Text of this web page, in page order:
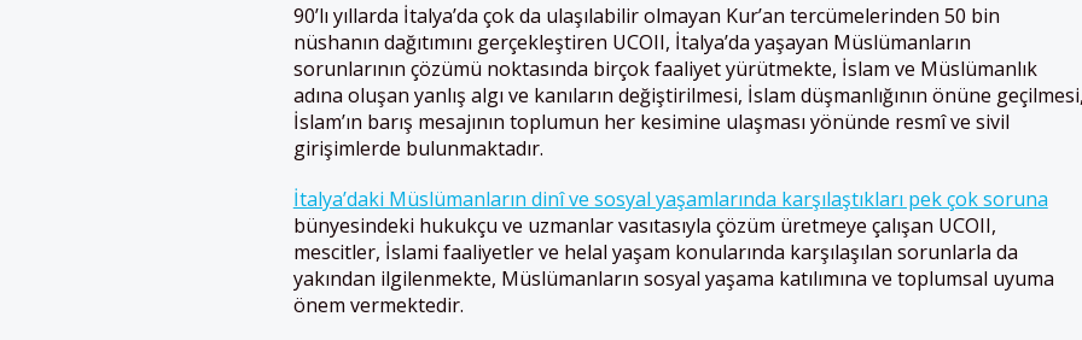
90’lı yıllarda İtalya’da çok da ulaşılabilir olmayan Kur’an tercümelerinden 50 bin
nüshanın dağıtımını gerçekleştiren UCOII, İtalya’da yaşayan Müslümanların
sorunlarının çözümü noktasında birçok faaliyet yürütmekte, İslam ve Müslümanlık
adına oluşan yanlış algı ve kanıların değiştirilmesi, İslam düşmanlığının önüne
İslam’ın barış mesajının toplumun her kesimine ulaşması yönünde resmî ve sivil
girişimlerde bulunmaktadır.
İtalya’daki Müslümanların dinî ve sosyal yaşamlarında karşılaştıkları pek çok soruna
bünyesindeki hukukçu ve uzmanlar vasıtasıyla çözüm üretmeye çalışan UCOII,
mescitler, İslami faaliyetler ve helal yaşam konularında karşılaşılan sorunlarla da
yakından ilgilenmekte, Müslümanların sosyal yaşama katılımına ve toplumsal uyuma
önem vermektedir.